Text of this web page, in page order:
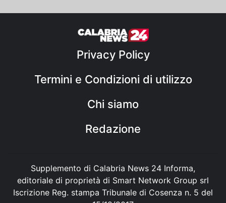
Privacy Policy
Termini e Condizioni di utilizzo
Chi siamo
Redazione
Supplemento di Calabria News 24 Informa,
editoriale di proprietà di Smart Network Group srl
Iscrizione Reg. stampa Tribunale di Cosenza n. 5 del